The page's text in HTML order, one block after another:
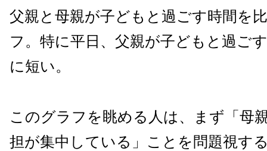
父親と母親が子どもと過ごす時間を
フ。特に平日、父親が子どもと過ご
に短い。
このグラフを眺める人は、まず「母
担が集中している」ことを問題視す